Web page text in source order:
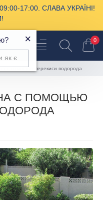
17:00. СЛАВА УКРАЇНІ!
0
с помощью перекиси водорода
С ПОМОЩЬЮ
×
як є